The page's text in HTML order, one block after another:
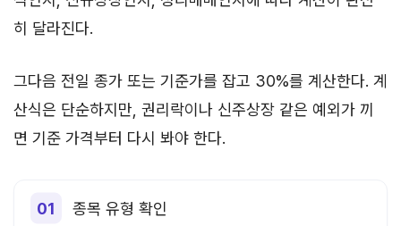
히 달라진다.
그다음 전일 종가 또는 기준가를 잡고 30%를 계산한다. 계
산식은 단순하지만, 권리락이나 신주상장 같은 예외가 끼
면 기준 가격부터 다시 봐야 한다.
종목 유형 확인